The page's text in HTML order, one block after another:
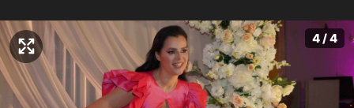
4 / 4